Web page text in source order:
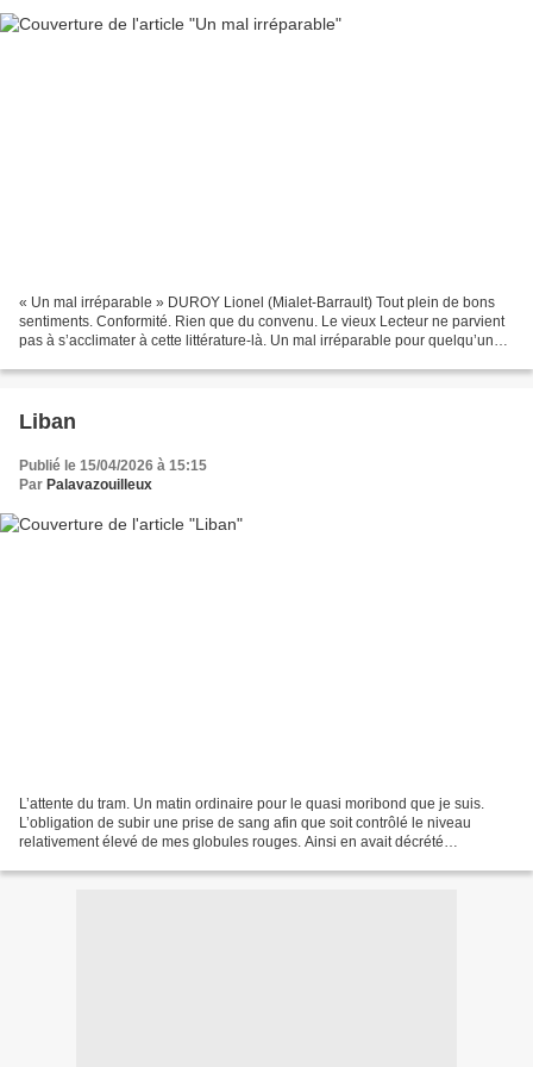
« Un mal irréparable » DUROY Lionel (Mialet-Barrault) Tout plein de bons
sentiments. Conformité. Rien que du convenu. Le vieux Lecteur ne parvient
pas à s’acclimater à cette littérature-là. Un mal irréparable pour quelqu’un
Liban
Publié le 15/04/2026 à 15:15
Par Palavazouilleux
L’attente du tram. Un matin ordinaire pour le quasi moribond que je suis.
L’obligation de subir une prise de sang afin que soit contrôlé le niveau
relativement élevé de mes globules rouges. Ainsi en avait décrété